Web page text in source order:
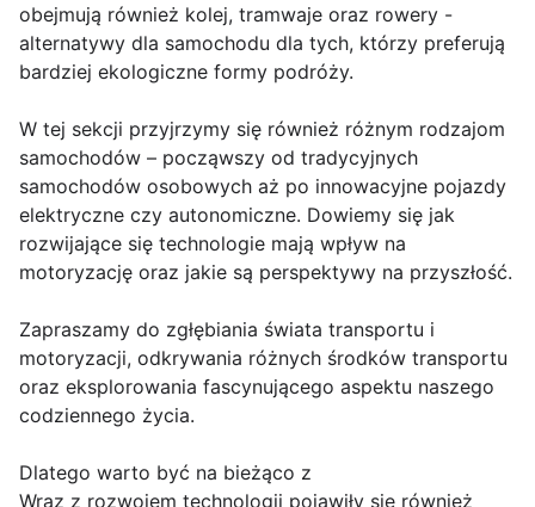
obejmują również kolej, tramwaje oraz rowery -
alternatywy dla samochodu dla tych, którzy preferują
bardziej ekologiczne formy podróży.
W tej sekcji przyjrzymy się również różnym rodzajom
samochodów – począwszy od tradycyjnych
samochodów osobowych aż po innowacyjne pojazdy
elektryczne czy autonomiczne. Dowiemy się jak
rozwijające się technologie mają wpływ na
motoryzację oraz jakie są perspektywy na przyszłość.
Zapraszamy do zgłębiania świata transportu i
motoryzacji, odkrywania różnych środków transportu
oraz eksplorowania fascynującego aspektu naszego
codziennego życia.
Dlatego warto być na bieżąco z
Wraz z rozwojem technologii pojawiły się również